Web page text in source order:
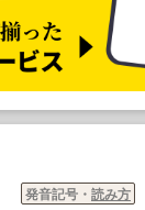
発音記号・ 読み方